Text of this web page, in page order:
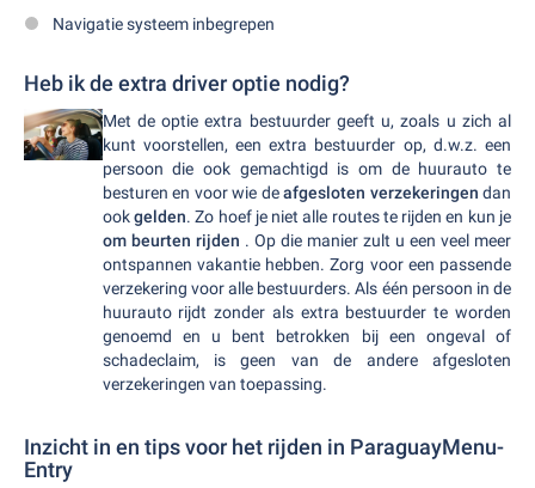
Navigatie systeem inbegrepen
Heb ik de extra driver optie nodig?
Met de optie extra bestuurder geeft u, zoals u zich al
kunt voorstellen, een extra bestuurder op, d.w.z. een
persoon die ook gemachtigd is om de huurauto te
besturen en voor wie deafgesloten verzekeringen dan
ookgelden. Zo hoef je niet alle routes te rijden en kun je
om beurten rijden . Op die manier zult u een veel meer
ontspannen vakantie hebben. Zorg voor een passende
verzekering voor alle bestuurders. Als één persoon in de
huurauto rijdt zonder als extra bestuurder te worden
genoemd en u bent betrokken bij een ongeval of
schadeclaim, is geen van de andere afgesloten
verzekeringen van toepassing.
Inzicht in en tips voor het rijden in ParaguayMenu-
Entry